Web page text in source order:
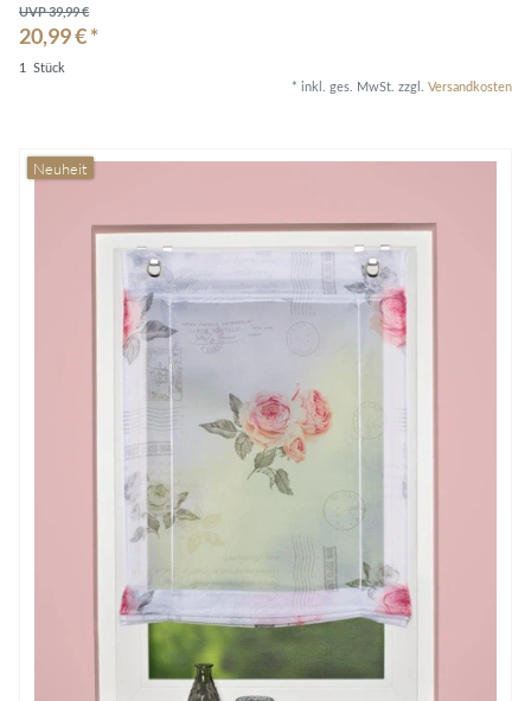
UVP 39,99 €
20,99 € *
1
Stück
* inkl. ges. MwSt. zzgl. Versandkosten
Neuheit